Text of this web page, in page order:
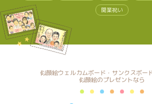
開業祝い
似顔絵ウェルカムボード・サンクスボー
似顔絵のプレゼントなら